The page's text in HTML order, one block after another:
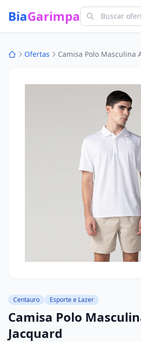
BiaGarimpa
Ofertas Camisa Polo Masculina
Centauro Esporte e Lazer
Camisa Polo
Jacquard